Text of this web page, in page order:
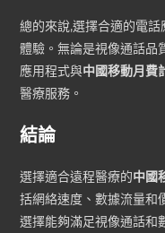
總的來說,選擇合適的電
體驗。無論是視像通話品
應用程式與中國移動月費
醫療服務。
結論
選擇適合遠程醫療的中國
括網絡速度、數據流量和
選擇能夠滿足視像通話和